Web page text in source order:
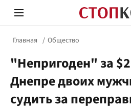
Главная Общество
"Непригоден" за
Днепре двоих
судить за